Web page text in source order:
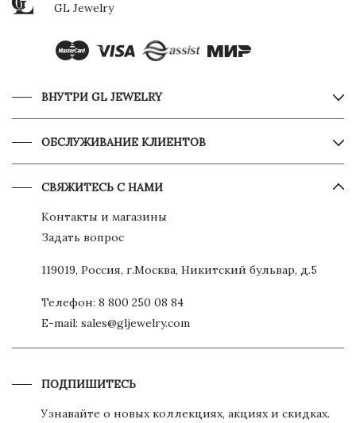
GL Jewelry
ВНУТРИ GL JEWELRY
ОБСЛУЖИВАНИЕ КЛИЕНТОВ
СВЯЖИТЕСЬ С НАМИ
Контакты и магазины
Задать вопрос
119019, Россия, г.Москва, Никитский бульвар, д.5
Телефон: 8 800 250 08 84
E-mail: sales@gljewelry.com
ПОДПИШИТЕСЬ
Узнавайте о новых коллекциях, акциях и скидках.